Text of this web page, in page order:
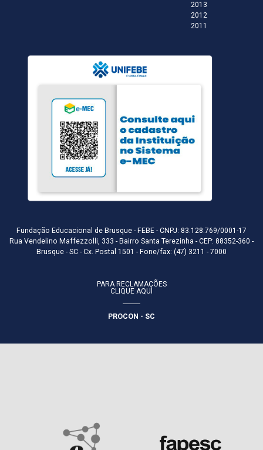
2013
2012
2011
Fundação Educacional de Brusque - FEBE - CNPJ: 83.128.769/0001-17
Rua Vendelino Maffezzolli, 333 - Bairro Santa Terezinha - CEP: 88352-360 -
Brusque - SC - Cx. Postal 1501 - Fone/fax: (47) 3211 - 7000
PARA RECLAMAÇÕES
CLIQUE AQUI
PROCON - SC